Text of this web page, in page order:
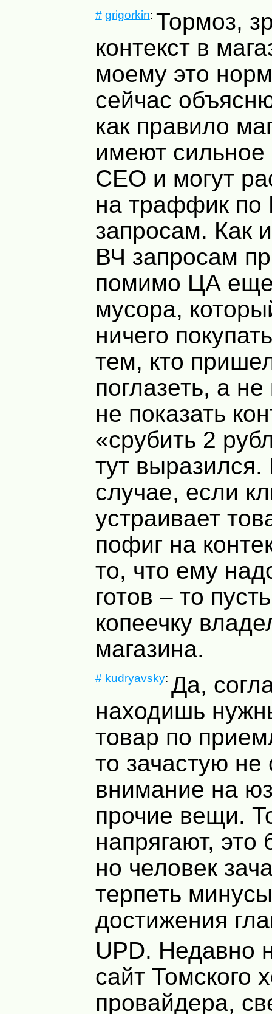
# grigorkin: Тормоз,
контекст в
моему это
сейчас
как правило
имеют
СЕО и могут
на траффик по
запросам. Как
ВЧ запросам
помимо ЦА еще
мусора,
ничего
тем, кто
поглазеть, а не
не показать
«срубить 2
тут
случае, если
устраивает
пофиг на
то, что ему
готов – то
копеечку
магазина.
# kudryavsky: Да,
находишь
товар по
то зачастую
внимание на
прочие вещи.
напрягают, это
но человек
терпеть
достижения
UPD. Недавно
сайт Томского
провайдера,